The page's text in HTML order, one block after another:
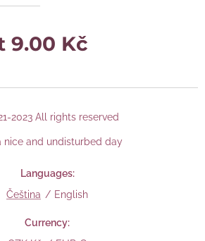
9.00 Kč
2023 All rights reserved
nice and undisturbed day
Languages
Čeština
English
Currency